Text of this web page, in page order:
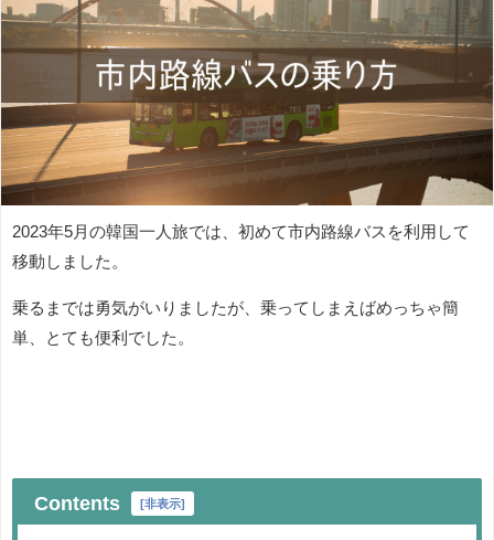
2023年5月の韓国一人旅では、初めて市内路線バスを利用して
移動しました。
乗るまでは勇気がいりましたが、乗ってしまえばめっちゃ簡
単、とても便利でした。
Contents [非表示]